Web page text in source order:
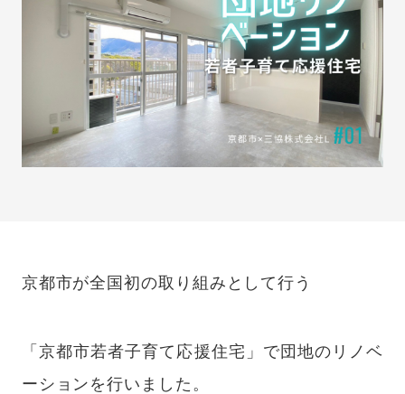
京都市が全国初の取り組みとして行う
「京都市若者子育て応援住宅」で団地のリノベ
ーションを行いました。